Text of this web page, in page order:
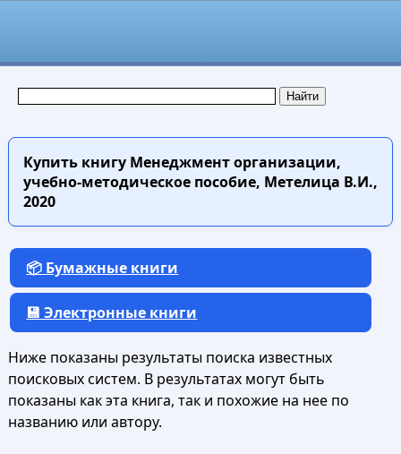
Купить книгуМенеджмент организации,
учебно-методическое пособие, Метелица В.И.,
2020
📦 Бумажные книги
💾 Электронные книги
Ниже показаны результаты поиска известных
поисковых систем. В результатах могут быть
показаны как эта книга, так и похожие на нее по
названию или автору.